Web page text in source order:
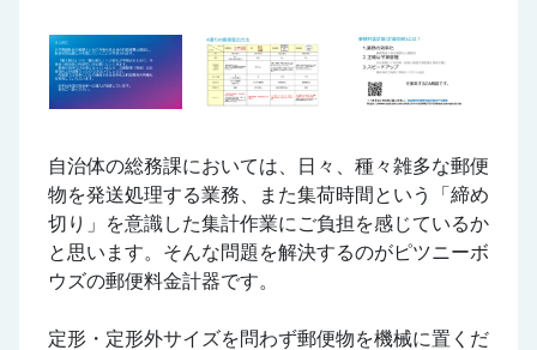
自治体の総務課においては、日々、種々雑多な郵便
物を発送処理する業務、また集荷時間という「締め
切り」を意識した集計作業にご負担を感じているか
と思います。そんな問題を解決するのがピツニーボ
ウズの郵便料金計器です。
定形・定形外サイズを問わず郵便物を機械に置くだ